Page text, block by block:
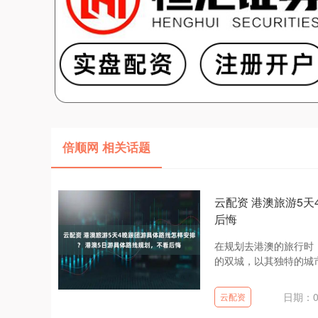
倍顺网 相关话题
云配资 港澳旅游5
后悔
在规划去港澳的旅行
的双城，以其独特的
云配资 日期：